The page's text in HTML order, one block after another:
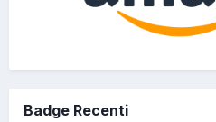
Badge Recenti